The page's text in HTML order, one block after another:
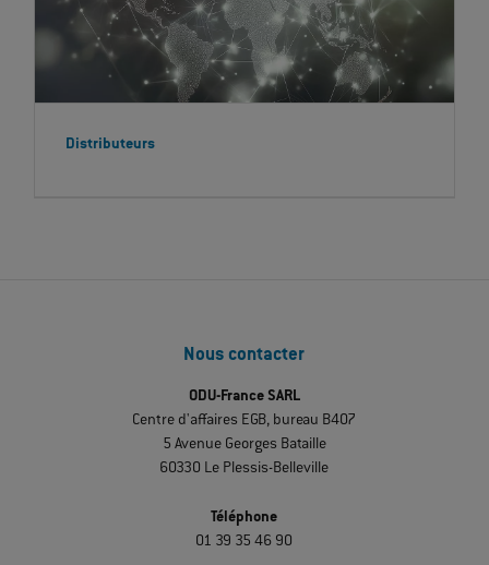
Distributeurs
Nous contacter
ODU-France SARL
Centre d'affaires EGB, bureau B407
5 Avenue Georges Bataille
60330 Le Plessis-Belleville
Téléphone
01 39 35 46 90